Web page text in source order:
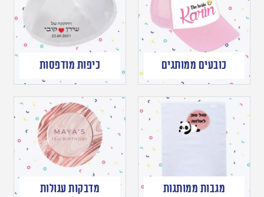
כובעים ממותגים כיפות מודפסות
מגבות ממותגות מדבקות עגולות